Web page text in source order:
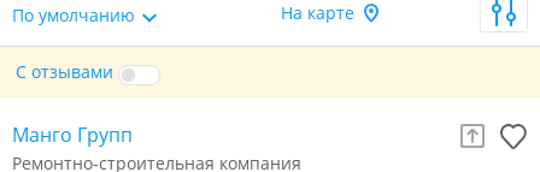
По умолчанию На карте
С отзывами
Манго Групп
Ремонтно-строительная компания